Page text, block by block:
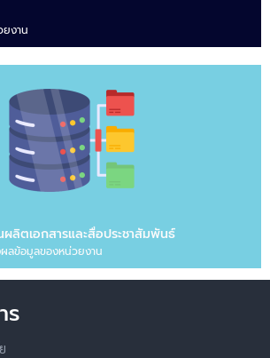
ยงาน
ผลิตเอกสารและสื่อประชาสัมพันธ์
ลข้อมูลของหน่วยงาน
ร